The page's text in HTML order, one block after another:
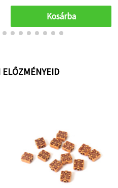
Kosárba
ELŐZMÉNYEID